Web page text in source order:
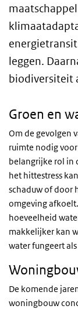
leggen.
biodiversiteit
Groen en
Om de gevolgen
ruimte nodig
belangrijke rol in
het hittestress
schaduw of door
omgeving
hoeveelheid
makkelijker kan
water fungeert
De komende
woningbouw